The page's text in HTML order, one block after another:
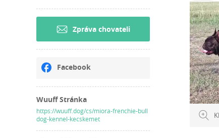
Zpráva chovateli
Facebook
Wuuff Stránka
https://wuuff.dog/cs/miora-frenchie-bull
dog-kennel-kecskemet
is